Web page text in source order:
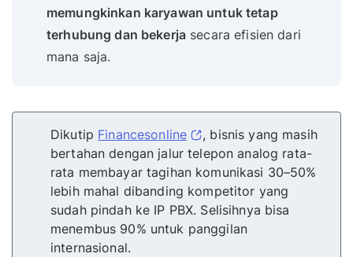
memungkinkan karyawan untuk tetap
terhubung dan bekerja secara efisien dari
mana saja.
Dikutip Financesonline
, bisnis yang masih
bertahan dengan jalur telepon analog rata-
rata membayar tagihan komunikasi 30–50%
lebih mahal dibanding kompetitor yang
sudah pindah ke IP PBX. Selisihnya bisa
menembus 90% untuk panggilan
internasional.